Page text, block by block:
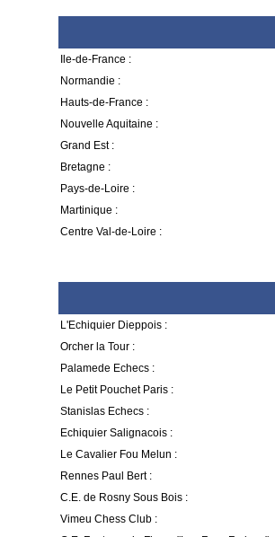
Ile-de-France :
Normandie :
Hauts-de-France :
Nouvelle Aquitaine :
Grand Est :
Bretagne :
Pays-de-Loire :
Martinique :
Centre Val-de-Loire :
L'Echiquier Dieppois :
Orcher la Tour :
Palamede Echecs :
Le Petit Pouchet Paris :
Stanislas Echecs :
Echiquier Salignacois :
Le Cavalier Fou Melun :
Rennes Paul Bert :
C.E. de Rosny Sous Bois :
Vimeu Chess Club :